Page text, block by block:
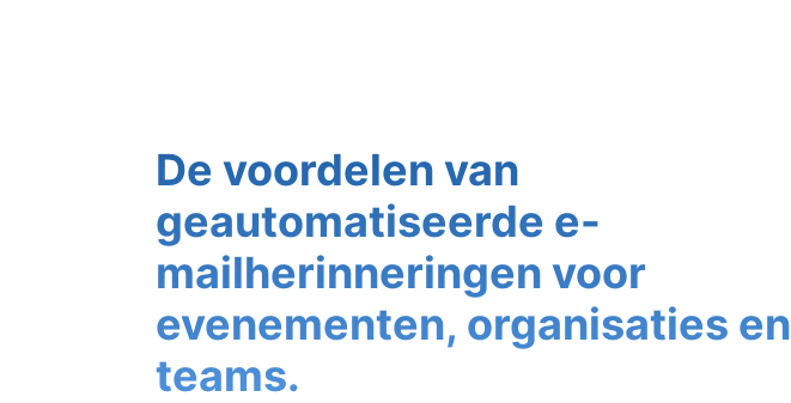
De voordelen van
geautomatiseerde e-
mailherinneringen voor
evenementen, organisaties en
teams.